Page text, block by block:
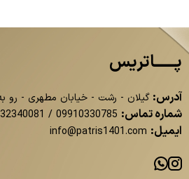
پــــــاتریس
آدرس: گیلان - رشت - خیابان مطهری - رو
شماره تماس: 09910330785
/
ایمیل: info@patris1401.com